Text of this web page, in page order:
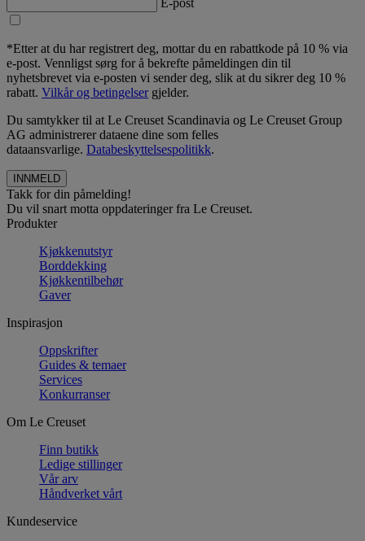
E-post
*Etter at du har registrert deg, mottar du en rabattkode på 10 % via
e-post. Vennligst sørg for å bekrefte påmeldingen din til
nyhetsbrevet via e-posten vi sender deg, slik at du sikrer deg 10 %
rabatt. Vilkår og betingelsergjelder.
Du samtykker til at Le Creuset Scandinavia og Le Creuset Group
AG administrerer dataene dine som felles
dataansvarlige. Databeskyttelsespolitikk.
Takk for din påmelding!
Du vil snart motta oppdateringer fra Le Creuset.
Produkter
Kjøkkenutstyr
Borddekking
Kjøkkentilbehør
Gaver
Inspirasjon
Oppskrifter
Guides & temaer
Services
Konkurranser
Om Le Creuset
Finn butikk
Ledige stillinger
Vår arv
Håndverket vårt
Kundeservice